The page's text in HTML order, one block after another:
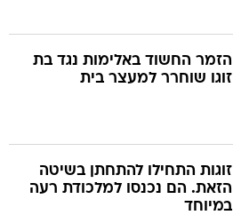
הזמר החשוד באלימות נגד בת
זוגו שוחרר למעצר בית
זוגות התחילו להתחתן בשיטה
הזאת. הם נכנסו למלכודת רעה
במיוחד